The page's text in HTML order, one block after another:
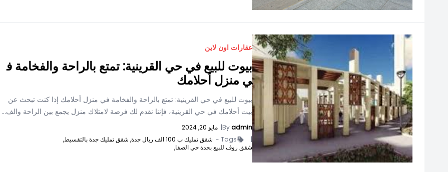
عقارات اون لاين
بيوت للبيع في حي القرينية: تمتع بالراحة والفخامة ف
ي منزل أحلامك
بيوت للبيع في حي القرينية: تمتع بالراحة والفخامة في منزل أحلامك إذا كنت تبحث عن
بيت أحلامك في حي القرينية، فإننا نقدم لك فرصة لامتلاك منزل يجمع بين الراحة والف...
Byadmin
| مايو 20, 2024
|
Tags - شقق تمليك ب 100 الف ريال جدة,
شقق تمليك جدة بالتقسيط,
شقق روف للبيع بجدة حي الصفا,